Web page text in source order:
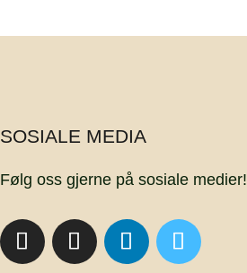
SOSIALE MEDIA
Følg oss gjerne på sosiale medier!